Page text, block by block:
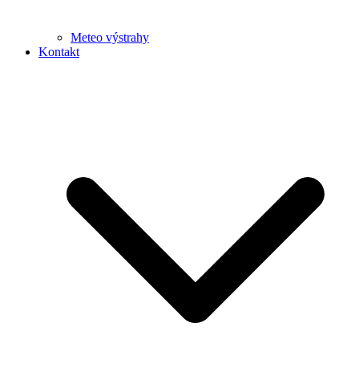
Meteo výstrahy
Kontakt